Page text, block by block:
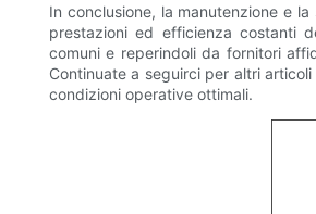
In conclusione, la manutenzione e
prestazioni ed efficienza costanti
comuni e reperindoli da fornitori
Continuate a seguirci per altri
condizioni operative ottimali.